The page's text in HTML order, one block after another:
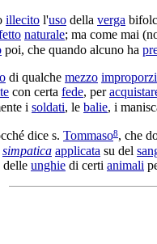
illecito l'uso della verga
naturale; ma come mai
poi, che quando alcuno ha
di qualche mezzo
con certa fede, per
i soldati, le balie, i
dice s. Tommaso8, che
simpatica applicata su del
delle unghie di certi animali